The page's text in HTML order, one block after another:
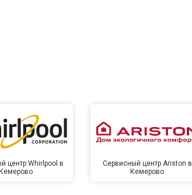
центр Whirlpool в
Сервисный центр Ariston в
Кемерово